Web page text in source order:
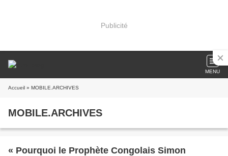
Publicité
MENU
Accueil » MOBILE.ARCHIVES
MOBILE.ARCHIVES
« Pourquoi le Prophète Congolais Simon